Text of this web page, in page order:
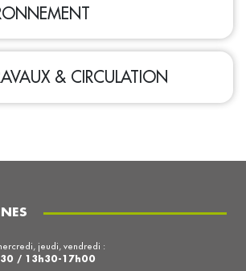
& CIRCULATION
jeudi, vendredi :
/ 13h30-17h00